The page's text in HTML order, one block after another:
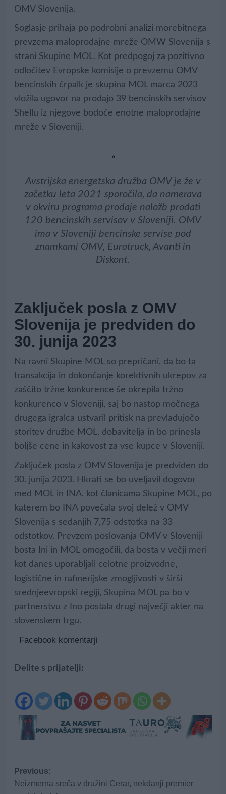
OMV Slovenija.
Soglasje prihaja po podrobni analizi morebitnega
prevzema maloprodajne mreže OMW Slovenija s
strani Skupine MOL. Kot predpogoj za pozitivno
odločitev Evropske komisije o prevzemu OMV
bencinskih črpalk je skupina MOL marca 2023
vložila ugovor na prodajo 39 bencinskih servisov
Shellu iz njegove bodoče enotne maloprodajne
mreže v Sloveniji.
Avstrijska energetska družba OMV je že v
začetku leta 2021 sporočila, da namerava
v okviru programa prodaje naložb prodati
120 bencinskih servisov v Sloveniji. OMV
ima v Sloveniji bencinske servise pod
znamkami OMV, Eurotruck, Avanti in
Diskont.
Zaključek posla z OMV
Slovenija je predviden do
30. junija 2023
Na ravni Skupine MOL so prepričani, da bo ta
transakcija in dokončanje korektivnih ukrepov za
zaščito tržne konkurence še okrepila tržno
konkurenco v Sloveniji, saj bo nastop močnega
drugega igralca ustvaril pritisk na prevladujočo
storitev družbe MOL. dobavitelja in bo prinesla
boljše cene in kakovost za vse kupce v Sloveniji.
Zaključek posla z OMV Slovenija je predviden do
30. junija 2023. Hkrati se bo uveljavil dogovor
med MOL in INA, kot članicama Skupine MOL, po
katerem bo INA povečala svoj delež v OMV
Slovenija s sedanjih 7,75 odstotka na 33
odstotkov. Prevzem poslovanja OMV v Sloveniji
bosta Ini in MOL omogočili, da bosta v večji meri
kot danes uporabljali celotne proizvodne,
logistične in rafinerijske zmogljivosti v širši
srednjeevropski regiji, Skupina MOL pa bo v
partnerstvu z Ino postala drugi največji akter na
slovenskem trgu.
Facebook komentarji
Delite s prijatelji:
Post
navigation
Previous:
Neizmerna sreča v družini Cerar, nekdanji premier